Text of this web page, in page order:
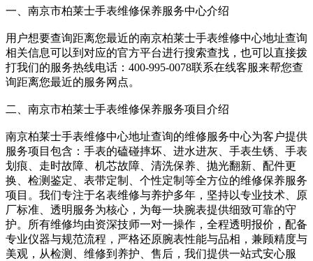
一、南京市柏莱士手表维修保养服务中心介绍
用户想要查询距离您最近的南京柏莱士手表维修中心地址查询
相关信息可以到对应的官方平台进行搜索查找，也可以直接拨
打我们的服务热线电话：400-995-0078联系在线客服来帮您查
询距离您最近的服务网点。
二、南京市柏莱士手表维修保养服务项目介绍
南京柏莱士手表维修中心地址查询的维修服务中心为客户提供
服务项目包含：手表的磕碰摔坏、进水进灰、手表生锈、手表
划痕、走时故障、机芯故障、清洗保养、抛光翻新、配件更
换、检测鉴定、表带定制、个性定制等全方位的维修保养服务
项目。我们专注于名表维修与养护多年，坚持以专业技术、原
厂标准、透明服务为核心，为每一块腕表提供细致可靠的守
护。所有维修均由资深技师一对一操作，全程透明报价，配备
专业仪器与规范流程，严格还原腕表性能与品相，兼顾精度与
美观，从检测、维修到养护、售后，我们提供一站式安心服